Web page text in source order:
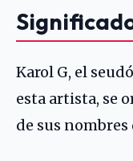
Karol G, el
esta artista, se
de sus nombres